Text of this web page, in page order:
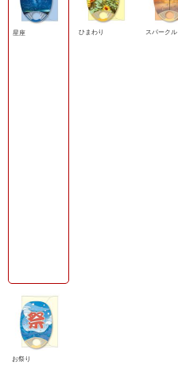
星座 ひまわり スパークル
お祭り